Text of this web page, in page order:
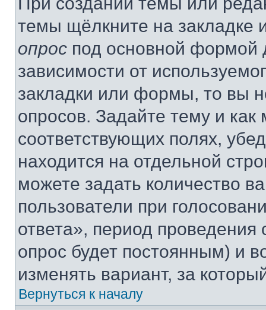
темы щёлкните на
опрос под основной формой
зависимости от
закладки или формы, то вы
опросов. Задайте тему и
соответствующих полях,
находится на отдельной
можете задать количество
пользователи при
ответа», период проведения
опрос будет постоянным) и
изменять вариант, за
Вернуться к началу